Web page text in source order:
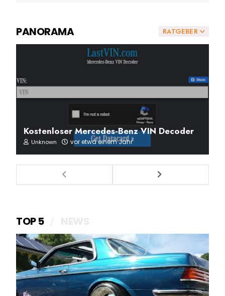
RATGEBER
PANORAMA
Kostenloser Mercedes-Benz VIN Decoder
Unknown vor etwa einem Jahr
TOP 5